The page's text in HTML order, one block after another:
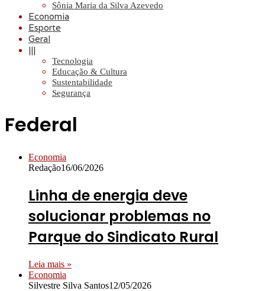
Sônia Maria da Silva Azevedo
Economia
Esporte
Geral
|||
Tecnologia
Educação & Cultura
Sustentabilidade
Segurança
Federal
Economia
Redação16/06/2026
Linha de energia deve
solucionar problemas no
Parque do Sindicato Rural
Leia mais »
Economia
Silvestre Silva Santos12/05/2026